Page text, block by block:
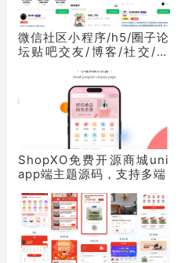
微信社区小程序/h5/圈子论
坛贴吧交友/博客/社交/陌
ShopXO免费开源商城uni
app端主题源码，支持多端